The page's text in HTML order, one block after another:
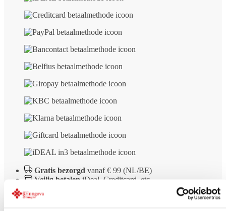
Gratis bezorgd vanaf € 99 (NL/BE)
Veilig betalen iDeal, Creditcard, etc.